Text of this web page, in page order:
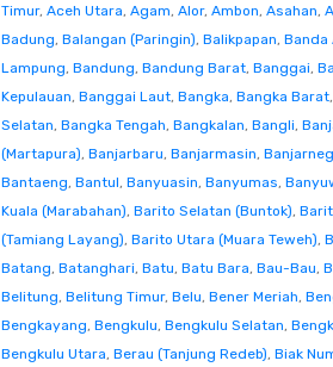
Timur, Aceh Utara, Agam, Alor, Ambon, Asahan,
Badung, Balangan (Paringin), Balikpapan, Banda
Lampung, Bandung, Bandung Barat, Banggai,
Kepulauan, Banggai Laut, Bangka, Bangka Barat,
Selatan, Bangka Tengah, Bangkalan, Bangli,
(Martapura), Banjarbaru, Banjarmasin,
Bantaeng, Bantul, Banyuasin, Banyumas,
Kuala (Marabahan), Barito Selatan (Buntok),
(Tamiang Layang), Barito Utara (Muara Teweh),
Batang, Batanghari, Batu, Batu Bara, Bau-Bau,
Belitung, Belitung Timur, Belu, Bener Meriah,
Bengkayang, Bengkulu, Bengkulu Selatan,
Bengkulu Utara, Berau (Tanjung Redeb), Biak